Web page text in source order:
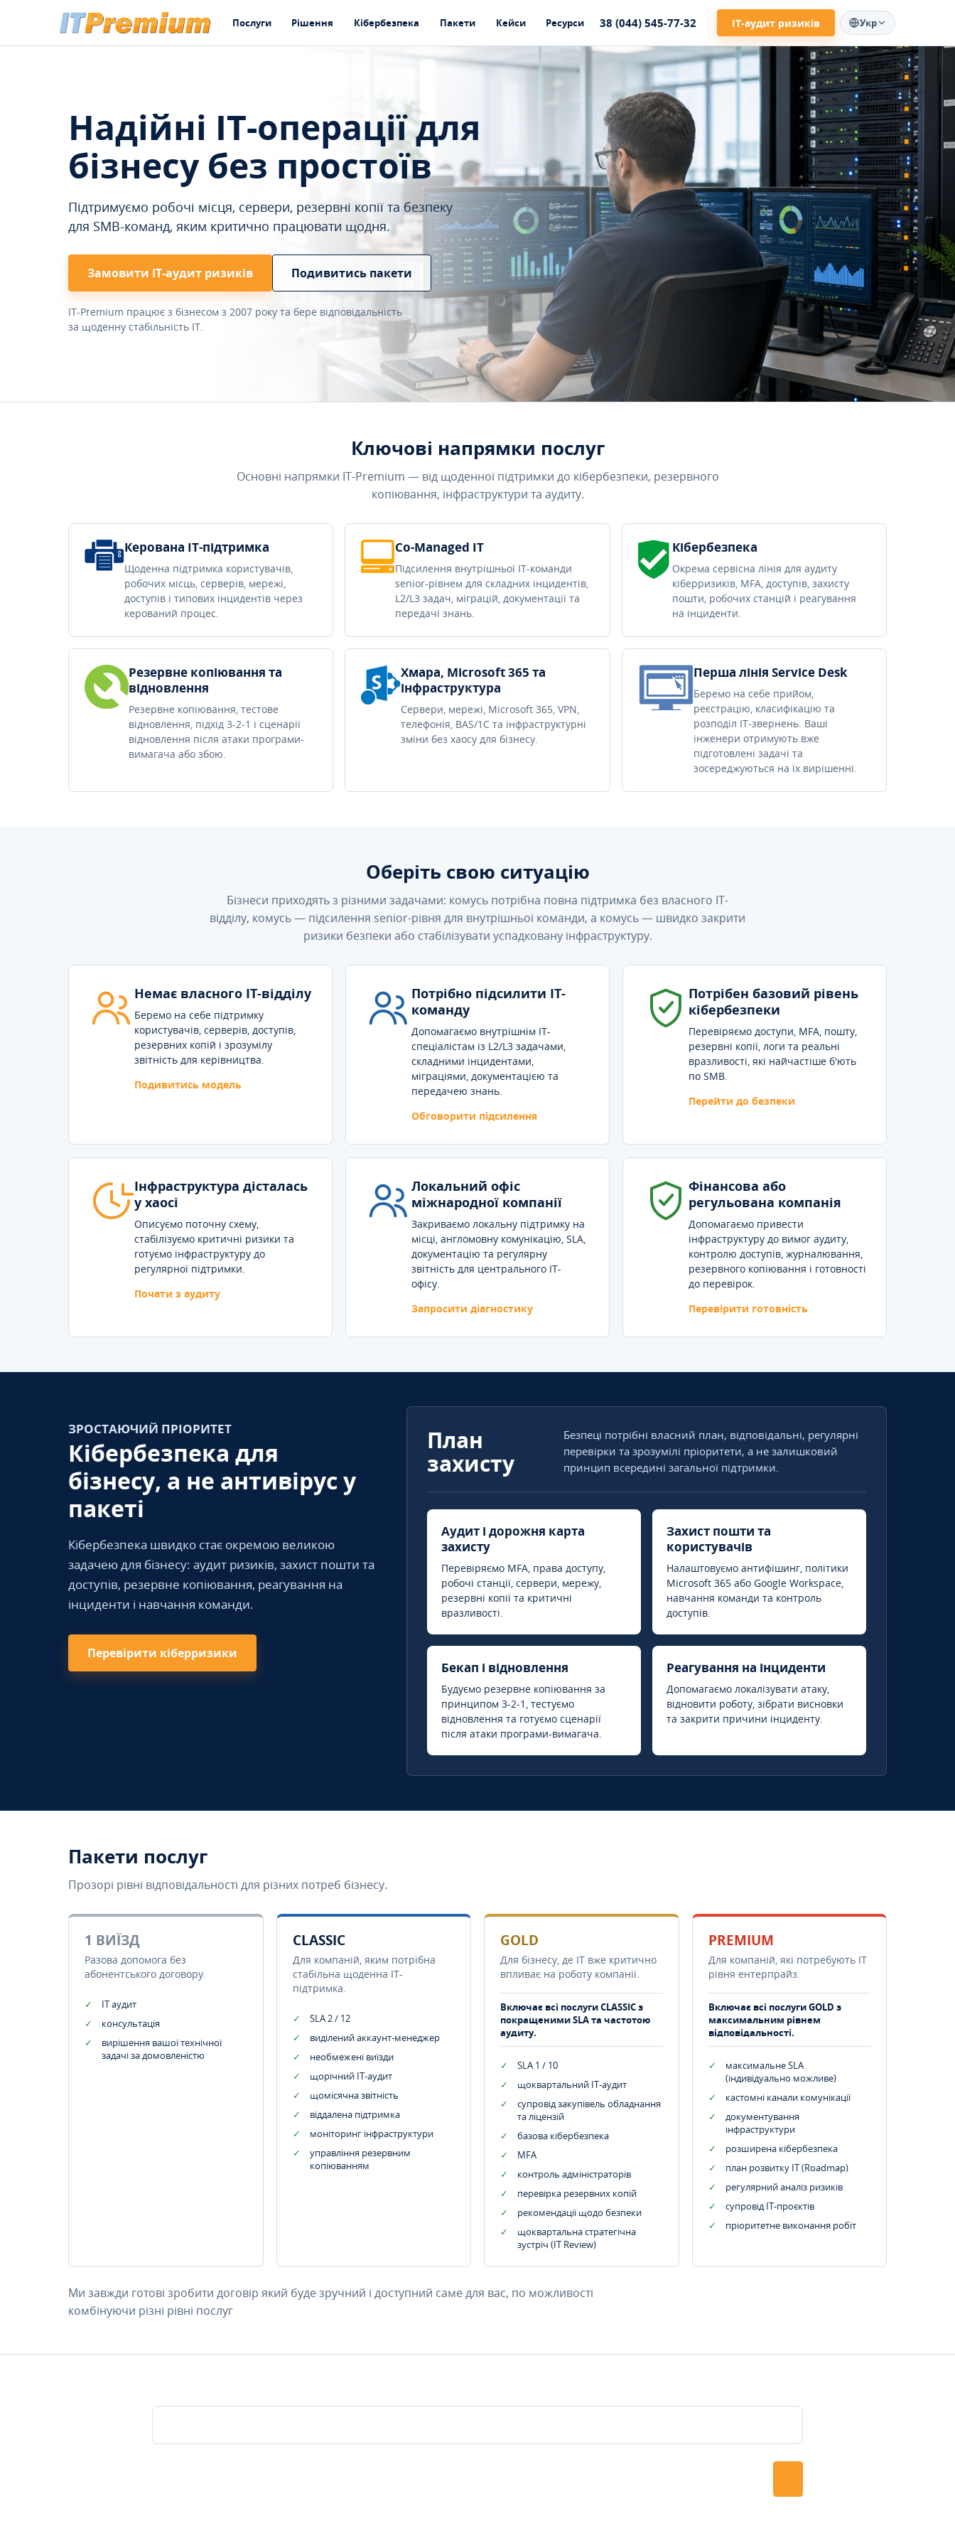
Послуги Рішення Кібербезпека Пакети Кейси Ресурси 38 (044) 545-77-32 ІТ-аудит ризиків Укр
Надійні IT-операції для
бізнесу без простоїв
Підтримуємо робочі місця, сервери, резервні копії та безпеку
для SMB-команд, яким критично працювати щодня.
Замовити ІТ-аудит ризиків Подивитись пакети
IT-Premium працює з бізнесом з 2007 року та бере відповідальність
за щоденну стабільність IT.
Ключові напрямки послуг
Основні напрямки IT-Premium — від щоденної підтримки до кібербезпеки, резервного
копіювання, інфраструктури та аудиту.
Керована IT-підтримка
Щоденна підтримка користувачів,
робочих місць, серверів, мережі,
доступів і типових інцидентів через
керований процес.
Co-Managed IT
Підсилення внутрішньої IT-команди
senior-рівнем для складних інцидентів,
L2/L3 задач, міграцій, документації та
передачі знань.
Кібербезпека
Окрема сервісна лінія для аудиту
кіберризиків, MFA, доступів, захисту
пошти, робочих станцій і реагування
на інциденти.
Резервне копіювання та
відновлення
Резервне копіювання, тестове
відновлення, підхід 3-2-1 і сценарії
відновлення після атаки програми-
вимагача або збою.
Хмара, Microsoft 365 та
інфраструктура
Сервери, мережі, Microsoft 365, VPN,
телефонія, BAS/1C та інфраструктурні
зміни без хаосу для бізнесу.
Перша лінія Service Desk
Беремо на себе прийом,
реєстрацію, класифікацію та
розподіл IT-звернень. Ваші
інженери отримують вже
підготовлені задачі та
зосереджуються на їх вирішенні.
Оберіть свою ситуацію
Бізнеси приходять з різними задачами: комусь потрібна повна підтримка без власного IT-
відділу, комусь — підсилення senior-рівня для внутрішньої команди, а комусь — швидко закрити
ризики безпеки або стабілізувати успадковану інфраструктуру.
Немає власного IT-відділу
Беремо на себе підтримку
користувачів, серверів, доступів,
резервних копій і зрозумілу
звітність для керівництва.
Подивитись модель
Потрібно підсилити IT-
команду
Допомагаємо внутрішнім IT-
спеціалістам із L2/L3 задачами,
складними інцидентами,
міграціями, документацією та
передачею знань.
Обговорити підсилення
Потрібен базовий рівень
кібербезпеки
Перевіряємо доступи, MFA, пошту,
резервні копії, логи та реальні
вразливості, які найчастіше б'ють
по SMB.
Перейти до безпеки
Інфраструктура дісталась
у хаосі
Описуємо поточну схему,
стабілізуємо критичні ризики та
готуємо інфраструктуру до
регулярної підтримки.
Почати з аудиту
Локальний офіс
міжнародної компанії
Закриваємо локальну підтримку на
місці, англомовну комунікацію, SLA,
документацію та регулярну
звітність для центрального IT-
офісу.
Запросити діагностику
Фінансова або
регульована компанія
Допомагаємо привести
інфраструктуру до вимог аудиту,
контролю доступів, журналювання,
резервного копіювання і готовності
до перевірок.
Перевірити готовність
ЗРОСТАЮЧИЙ ПРІОРИТЕТ
Кібербезпека для
бізнесу, а не антивірус у
пакеті
Кібербезпека швидко стає окремою великою
задачею для бізнесу: аудит ризиків, захист пошти та
доступів, резервне копіювання, реагування на
інциденти і навчання команди.
Перевірити кіберризики
План
захисту
Безпеці потрібні власний план, відповідальні, регулярні
перевірки та зрозумілі пріоритети, а не залишковий
принцип всередині загальної підтримки.
Аудит і дорожня карта
захисту
Перевіряємо MFA, права доступу,
робочі станції, сервери, мережу,
резервні копії та критичні
вразливості.
Захист пошти та
користувачів
Налаштовуємо антифішинг, політики
Microsoft 365 або Google Workspace,
навчання команди та контроль
доступів.
Бекап і відновлення
Будуємо резервне копіювання за
принципом 3-2-1, тестуємо
відновлення та готуємо сценарії
після атаки програми-вимагача.
Реагування на інциденти
Допомагаємо локалізувати атаку,
відновити роботу, зібрати висновки
та закрити причини інциденту.
Пакети послуг
Прозорі рівні відповідальності для різних потреб бізнесу.
1 ВИЇЗД
Разова допомога без
абонентського договору.
IT аудит
консультація
вирішення вашої технічної
задачі за домовленістю
CLASSIC
Для компаній, яким потрібна
стабільна щоденна IT-
підтримка.
SLA 2 / 12
виділений аккаунт-менеджер
необмежені виїзди
щорічний IT-аудит
щомісячна звітність
віддалена підтримка
моніторинг інфраструктури
управління резервним
копіюванням
GOLD
Для бізнесу, де IT вже критично
впливає на роботу компанії.
Включає всі послуги CLASSIC з
покращеними SLA та частотою
аудиту.
SLA 1 / 10
щоквартальний IT-аудит
супровід закупівель обладнання
та ліцензій
базова кібербезпека
MFA
контроль адміністраторів
перевірка резервних копій
рекомендації щодо безпеки
щоквартальна стратегічна
зустріч (IT Review)
PREMIUM
Для компаній, які потребують ІТ
рівня ентерпрайз.
Включає всі послуги GOLD з
максимальним рівнем
відповідальності.
максимальне SLA
(індивідуально можливе)
кастомні канали комунікації
документування
інфраструктури
розширена кібербезпека
план розвитку IT (Roadmap)
регулярний аналіз ризиків
супровід ІТ-проєктів
пріоритетне виконання робіт
Ми завжди готові зробити договір який буде зручний і доступний саме для вас, по можливості
комбінуючи різні рівні послуг